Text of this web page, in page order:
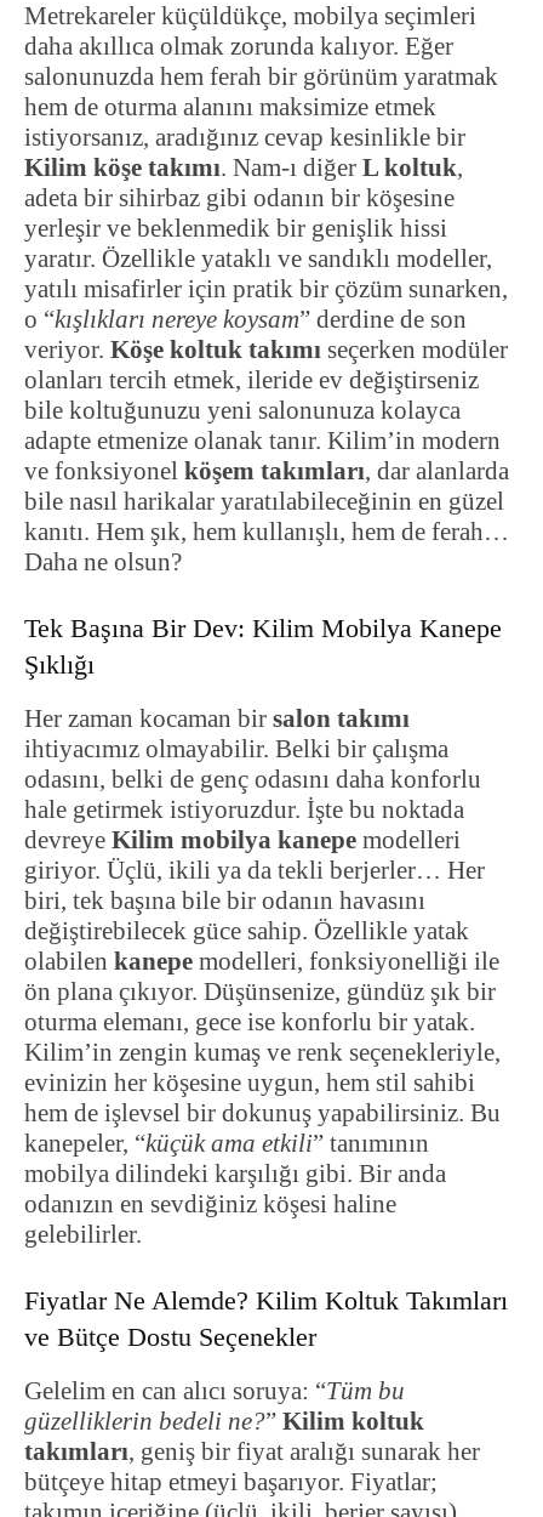
Metrekareler küçüldükçe, mobilya seçimleri
daha akıllıca olmak zorunda kalıyor. Eğer
salonunuzda hem ferah bir görünüm yaratmak
hem de oturma alanını maksimize etmek
istiyorsanız, aradığınız cevap kesinlikle bir
Kilim köşe takımı. Nam-ı diğer L koltuk,
adeta bir sihirbaz gibi odanın bir köşesine
yerleşir ve beklenmedik bir genişlik hissi
yaratır. Özellikle yataklı ve sandıklı modeller,
yatılı misafirler için pratik bir çözüm sunarken,
o “kışlıkları nereye koysam” derdine de son
veriyor. Köşe koltuk takımı seçerken modüler
olanları tercih etmek, ileride ev değiştirseniz
bile koltuğunuzu yeni salonunuza kolayca
adapte etmenize olanak tanır. Kilim’in modern
ve fonksiyonel köşem takımları, dar alanlarda
bile nasıl harikalar yaratılabileceğinin en güzel
kanıtı. Hem şık, hem kullanışlı, hem de ferah…
Daha ne olsun?
Tek Başına Bir Dev: Kilim Mobilya Kanepe
Şıklığı
Her zaman kocaman bir salon takımı
ihtiyacımız olmayabilir. Belki bir çalışma
odasını, belki de genç odasını daha konforlu
hale getirmek istiyoruzdur. İşte bu noktada
devreye Kilim mobilya kanepe modelleri
giriyor. Üçlü, ikili ya da tekli berjerler… Her
biri, tek başına bile bir odanın havasını
değiştirebilecek güce sahip. Özellikle yatak
olabilen kanepe modelleri, fonksiyonelliği ile
ön plana çıkıyor. Düşünsenize, gündüz şık bir
oturma elemanı, gece ise konforlu bir yatak.
Kilim’in zengin kumaş ve renk seçenekleriyle,
evinizin her köşesine uygun, hem stil sahibi
hem de işlevsel bir dokunuş yapabilirsiniz. Bu
kanepeler, “küçük ama etkili” tanımının
mobilya dilindeki karşılığı gibi. Bir anda
odanızın en sevdiğiniz köşesi haline
gelebilirler.
Fiyatlar Ne Alemde? Kilim Koltuk Takımları
ve Bütçe Dostu Seçenekler
Gelelim en can alıcı soruya: “Tüm bu
güzelliklerin bedeli ne?” Kilim koltuk
takımları, geniş bir fiyat aralığı sunarak her
bütçeye hitap etmeyi başarıyor. Fiyatlar;